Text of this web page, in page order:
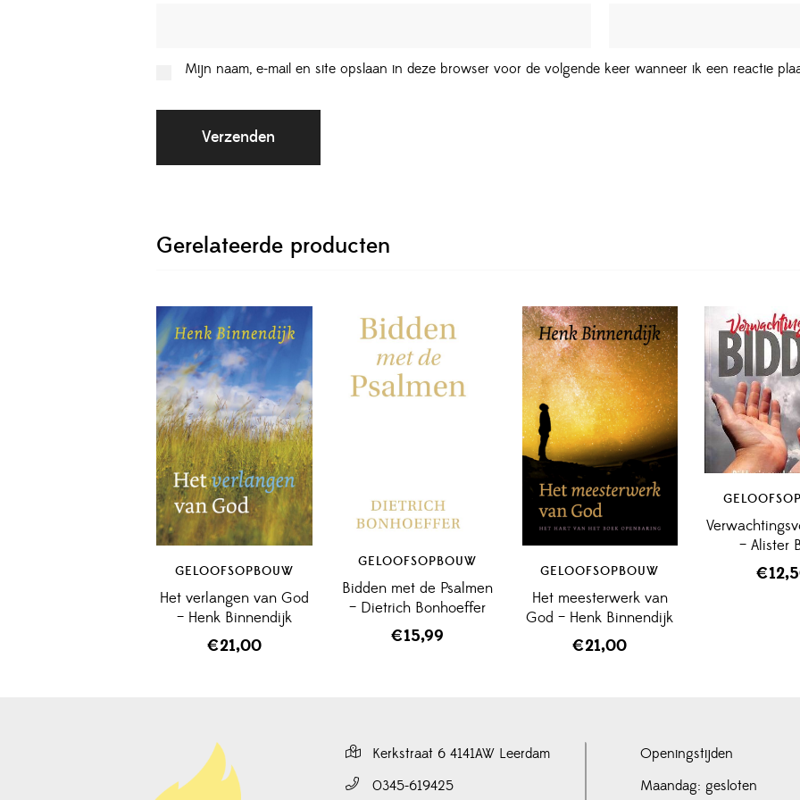
Mijn naam, e-mail en site opslaan in deze browser voor de volgende keer wanneer ik een reactie
Gerelateerde producten
GELOOFSOPBOUW
Het verlangen van God
– Henk Binnendijk
€21,00
GELOOFSOPBOUW
Bidden met de Psalmen
– Dietrich Bonhoeffer
€15,99
GELOOFSOPBOUW
Het meesterwerk van
God – Henk Binnendijk
€21,00
– Alister
€
Kerkstraat 6 4141AW Leerdam
0345-619425
Openingstijden
Maandag: gesloten